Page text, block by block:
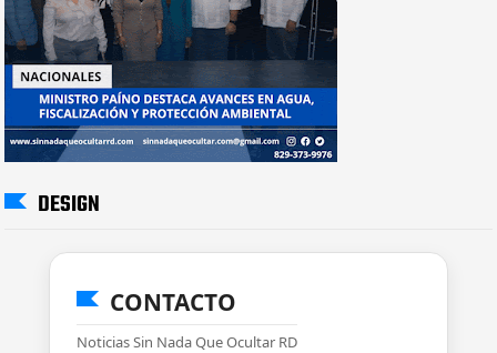
DESIGN
CONTACTO
Noticias Sin Nada Que Ocultar RD